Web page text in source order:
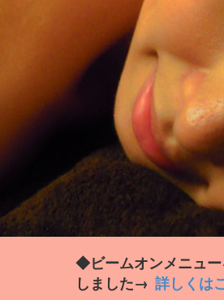
◆ビームオンメニュ
しました→ 詳しくは